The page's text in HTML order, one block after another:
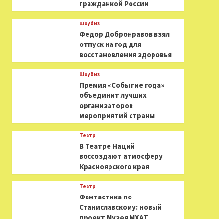
гражданкой России
Шоубиз
Федор Добронравов взял
отпуск на год для
восстановления здоровья
Шоубиз
Премия «Событие года»
объединит лучших
организаторов
мероприятий страны
Театр
В Театре Наций
воссоздают атмосферу
Красноярского края
Театр
Фантастика по
Станиславскому: новый